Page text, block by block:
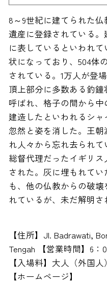
8～9世紀に建てられた
遺産に登録されている
に表しているといわれ
状になっており、504体
されている。1万人が登
頂上部分に多数ある釣
呼ばれ、格子の間から中
建造したといわれるシャ
忽然と姿を消した。王
れ人々から忘れ去られて
総督代理だったイギリ
された。灰に埋もれて
も、他の仏教からの破
れているが、未だ解明さ
【住所】Jl. Badrawati,
Tengah 【営業時間】6：
【入場料】大人（外国
【ホームページ】